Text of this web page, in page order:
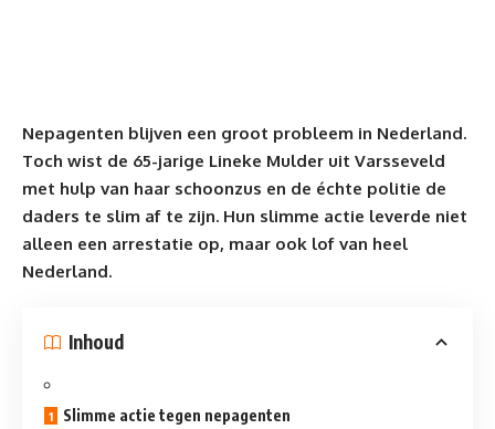
Nepagenten blijven een groot probleem in Nederland.
Toch wist de 65-jarige Lineke Mulder uit Varsseveld
met hulp van haar schoonzus en de échte politie de
daders te slim af te zijn. Hun slimme actie leverde niet
alleen een arrestatie op, maar ook lof van heel
Nederland.
Inhoud
Slimme actie tegen nepagenten